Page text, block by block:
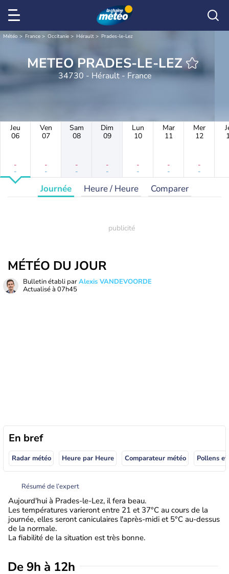
Météo France Occitanie Hérault Prades-le-Lez
METEO PRADES-LE-LEZ
34730 - Hérault - France
Jeu
06
-
-
Ven
07
-
-
Sam
08
-
-
Dim
09
-
-
Lun
10
-
-
Mar
11
-
-
Mer
12
-
-
Journée Heure / Heure Comparer
MÉTÉO DU JOUR
Bulletin établi parAlexis VANDEVOORDE
Actualisé à 07h45
En bref
Radar météo Heure par Heure Comparateur météo Pollens
Résumé de l’expert
Aujourd'hui à Prades-le-Lez, il fera beau.
Les températures varieront entre 21 et 37°C au cours de la
journée, elles seront caniculaires l'après-midi et 5°C au-dessus
de la normale.
La fiabilité de la situation est très bonne.
De 9h à 12h